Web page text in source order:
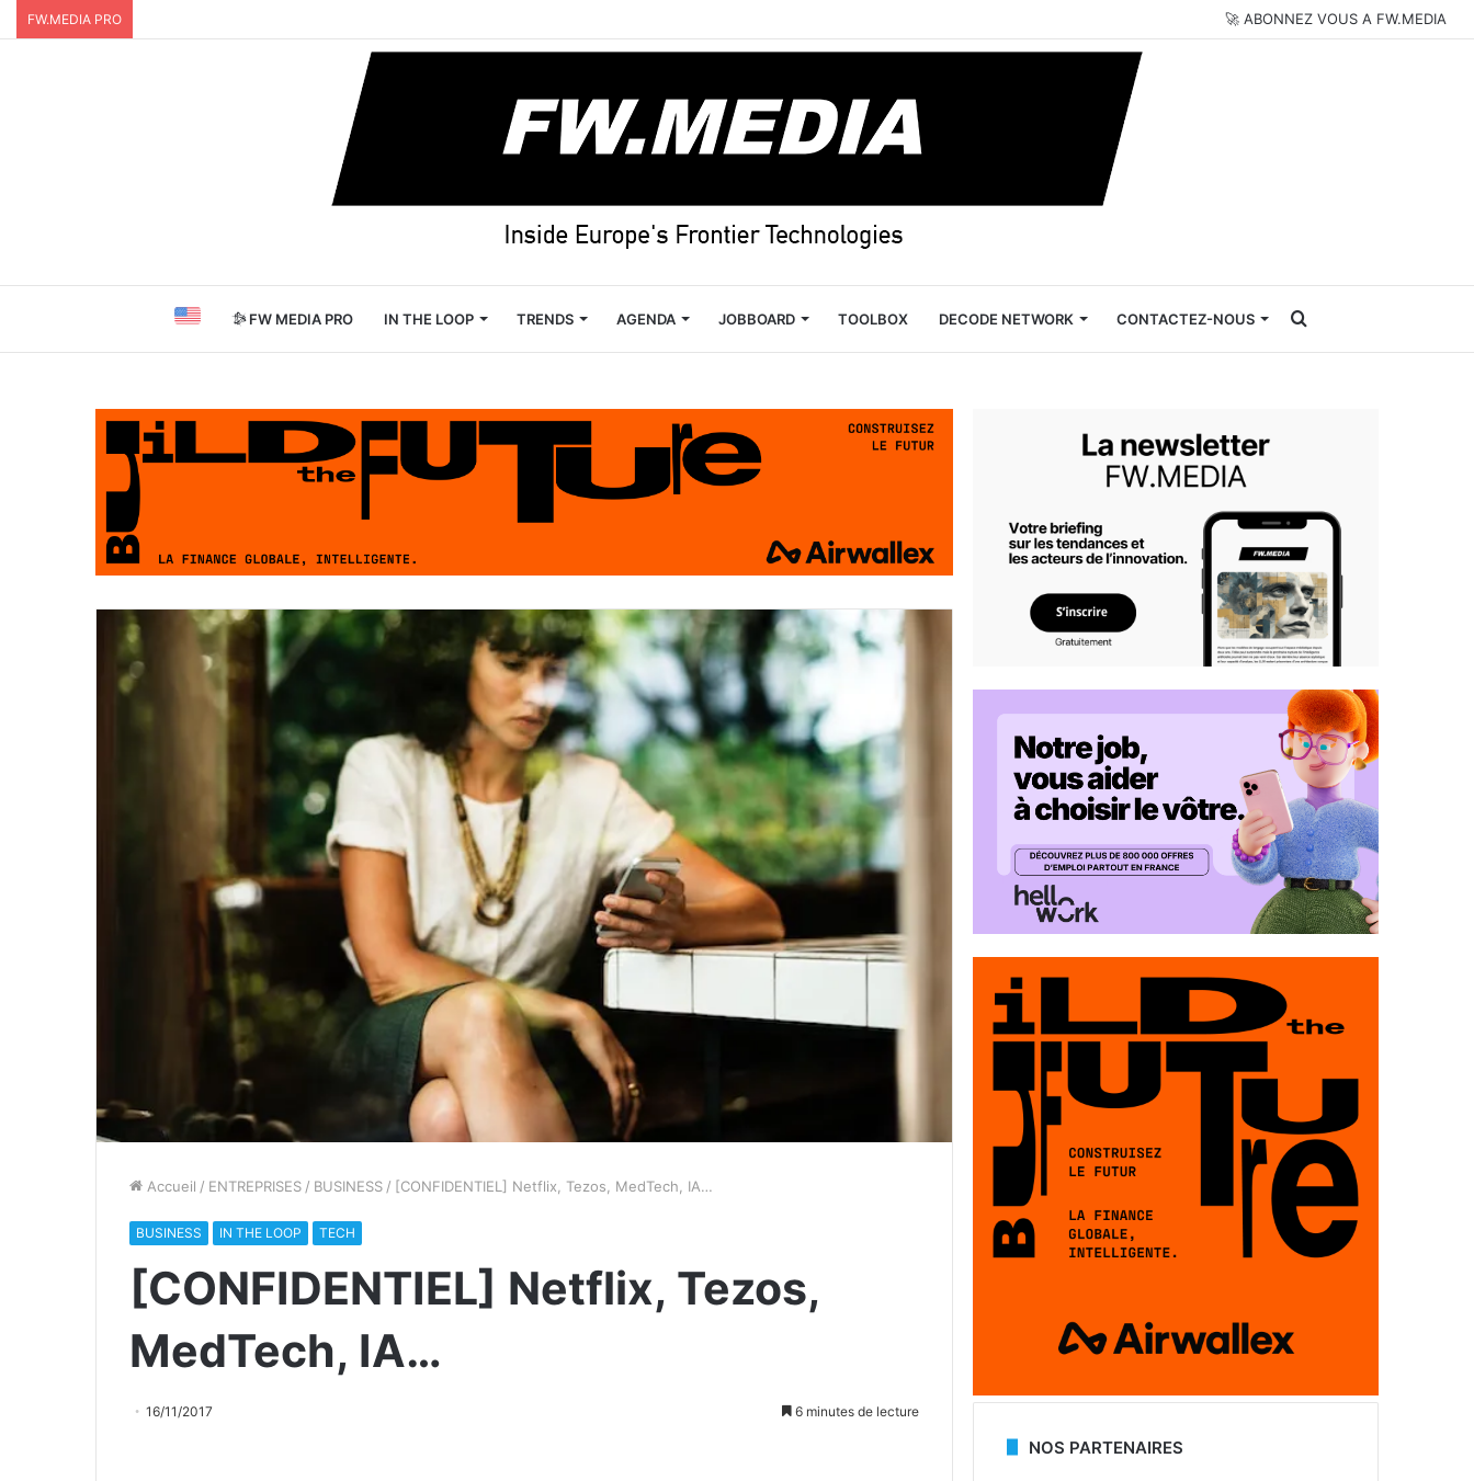
FW.MEDIA PRO 🚀 ABONNEZ VOUS A FW.MEDIA
FW MEDIA PRO IN THE LOOP TRENDS AGENDA JOBBOARD TOOLBOX DECODE NETWORK CONTACTEZ-NOUS Rechercher
Accueil / ENTREPRISES / BUSINESS / [CONFIDENTIEL] Netflix, Tezos, MedTech, IA…
BUSINESS IN THE LOOP TECH
[CONFIDENTIEL] Netflix, Tezos,
MedTech, IA…
16/11/2017 6 minutes de lecture
NOS PARTENAIRES